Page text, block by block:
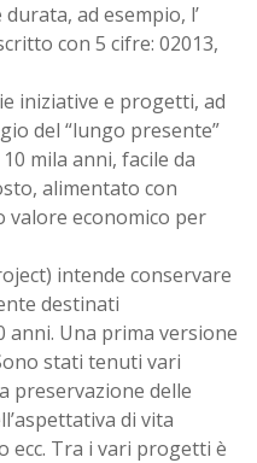
ad esempio, l’
con 5 cifre: 02013,
iniziative e progetti, ad
del “lungo presente”
mila anni, facile da
alimentato con
valore economico per
intende conservare
destinati
anni. Una prima versione
stati tenuti vari
preservazione delle
di vita
ecc. Tra i vari progetti è